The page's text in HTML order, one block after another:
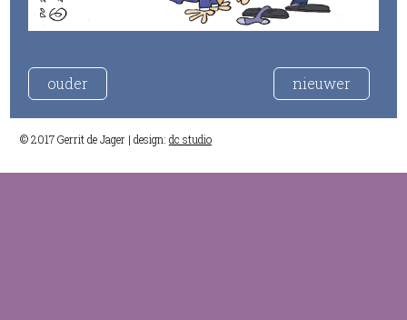
ouder nieuwer
© 2017 Gerrit de Jager | design: dc studio